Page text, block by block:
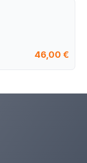
46,00 €